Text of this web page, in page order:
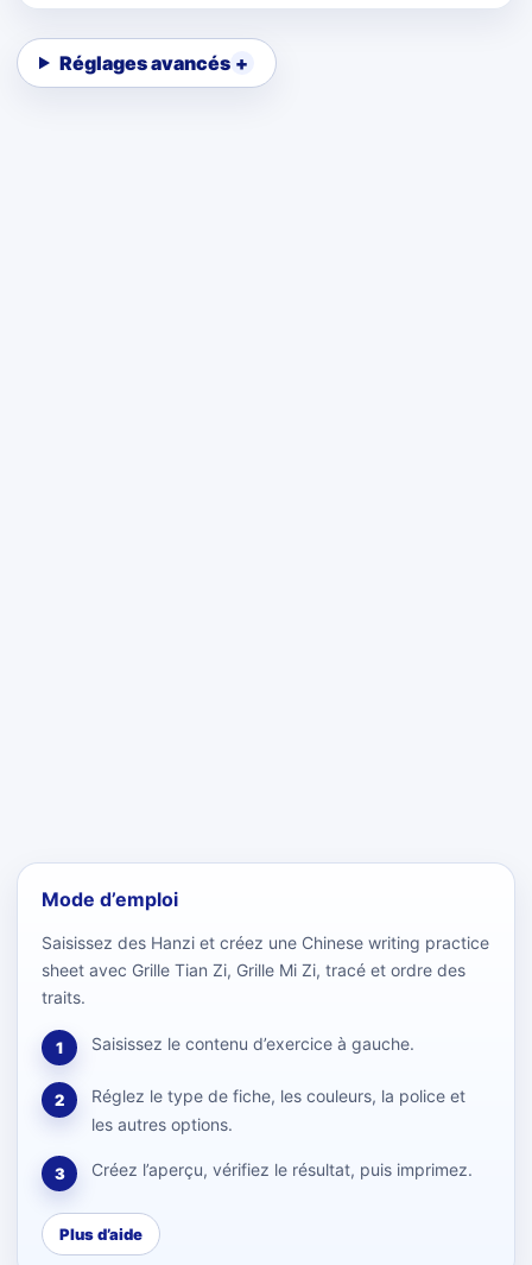
Réglages avancés
Mode d’emploi
Saisissez des Hanzi et créez une Chinese writing practice
sheet avec Grille Tian Zi, Grille Mi Zi, tracé et ordre des
traits.
1 Saisissez le contenu d’exercice à gauche.
2
Réglez le type de fiche, les couleurs, la police et
les autres options.
3 Créez l’aperçu, vérifiez le résultat, puis imprimez.
Plus d’aide